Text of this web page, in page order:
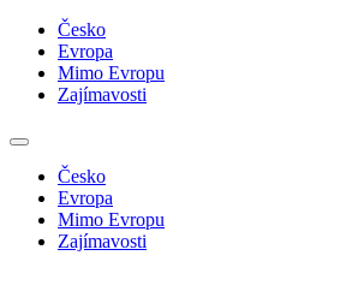
Česko
Evropa
Mimo Evropu
Zajímavosti
Česko
Evropa
Mimo Evropu
Zajímavosti